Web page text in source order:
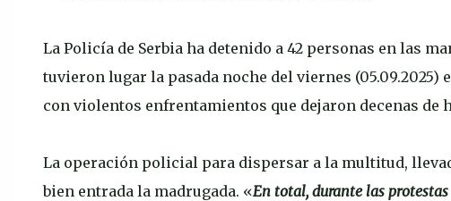
La Policía de Serbia ha detenido a 42 personas en las
tuvieron lugar la pasada noche del viernes (05.09.2025)
con violentos enfrentamientos que dejaron decenas de
La operación policial para dispersar a la multitud,
bien entrada la madrugada. «En total, durante las